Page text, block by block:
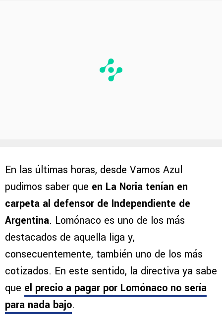
En las últimas horas, desde Vamos Azul
pudimos saber que en La Noria tenían en
carpeta al defensor de Independiente de
Argentina. Lomónaco es uno de los más
destacados de aquella liga y,
consecuentemente, también uno de los más
cotizados. En este sentido, la directiva ya sabe
que el precio a pagar por Lomónaco no sería
para nada bajo.